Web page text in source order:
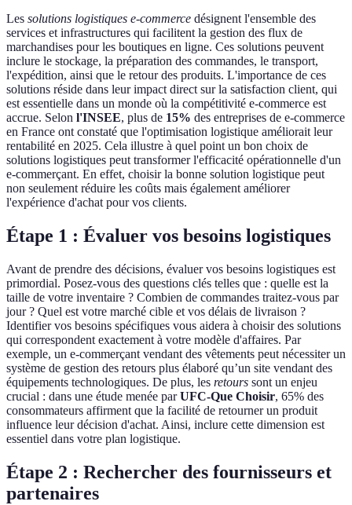
Les solutions logistiques e-commerce désignent l'ensemble des
services et infrastructures qui facilitent la gestion des flux de
marchandises pour les boutiques en ligne. Ces solutions peuvent
inclure le stockage, la préparation des commandes, le transport,
l'expédition, ainsi que le retour des produits. L'importance de ces
solutions réside dans leur impact direct sur la satisfaction client, qui
est essentielle dans un monde où la compétitivité e-commerce est
accrue. Selon l'INSEE, plus de 15% des entreprises de e-commerce
en France ont constaté que l'optimisation logistique améliorait leur
rentabilité en 2025. Cela illustre à quel point un bon choix de
solutions logistiques peut transformer l'efficacité opérationnelle d'un
e-commerçant. En effet, choisir la bonne solution logistique peut
non seulement réduire les coûts mais également améliorer
l'expérience d'achat pour vos clients.
Étape 1 : Évaluer vos besoins logistiques
Avant de prendre des décisions, évaluer vos besoins logistiques est
primordial. Posez-vous des questions clés telles que : quelle est la
taille de votre inventaire ? Combien de commandes traitez-vous par
jour ? Quel est votre marché cible et vos délais de livraison ?
Identifier vos besoins spécifiques vous aidera à choisir des solutions
qui correspondent exactement à votre modèle d'affaires. Par
exemple, un e-commerçant vendant des vêtements peut nécessiter un
système de gestion des retours plus élaboré qu’un site vendant des
équipements technologiques. De plus, les retours sont un enjeu
crucial : dans une étude menée parUFC-Que Choisir, 65% des
consommateurs affirment que la facilité de retourner un produit
influence leur décision d'achat. Ainsi, inclure cette dimension est
essentiel dans votre plan logistique.
Étape 2 : Rechercher des fournisseurs et
partenaires